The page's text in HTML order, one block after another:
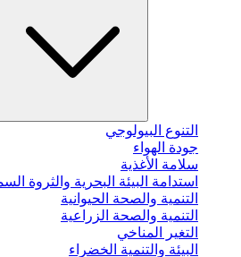
التنوع البيولوجي
جودة الهواء
سلامة الأغذية
استدامة البيئة البحرية والثروة
التنمية والصحة الحيوانية
التنمية والصحة الزراعية
التغير المناخي
البيئة والتنمية الخضراء